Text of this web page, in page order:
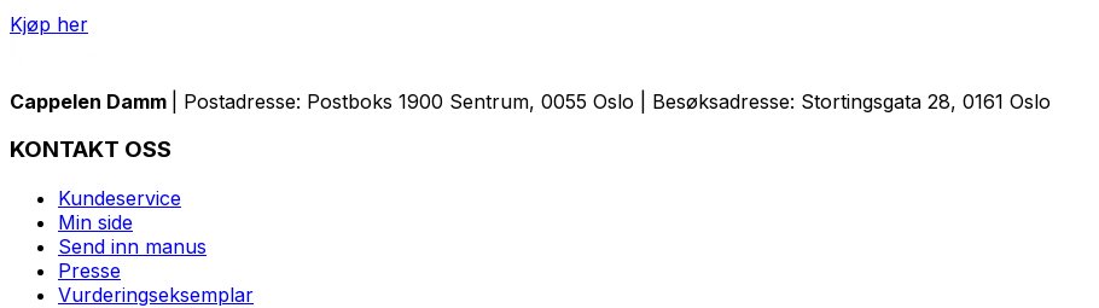
Kjøp her
Cappelen Damm | Postadresse: Postboks 1900 Sentrum, 0055 Oslo | Besøksadresse: Stortingsgata 28, 0161 Oslo
KONTAKT OSS
Kundeservice
Min side
Send inn manus
Presse
Vurderingseksemplar